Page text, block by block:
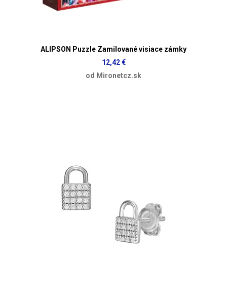
ALIPSON Puzzle Zamilované visiace zámky
12,42 €
od Mironetcz.sk